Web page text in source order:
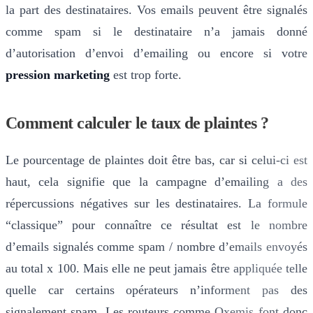
la part des destinataires. Vos emails peuvent être signalés
comme spam si le destinataire n’a jamais donné
d’autorisation d’envoi d’emailing ou encore si votre
pression marketing est trop forte.
Comment calculer le taux de plaintes ?
Le pourcentage de plaintes doit être bas, car si celui-ci est
haut, cela signifie que la campagne d’emailing a des
répercussions négatives sur les destinataires. La formule
“classique” pour connaître ce résultat est le nombre
d’emails signalés comme spam / nombre d’emails envoyés
au total x 100. Mais elle ne peut jamais être appliquée telle
quelle car certains opérateurs n’informent pas des